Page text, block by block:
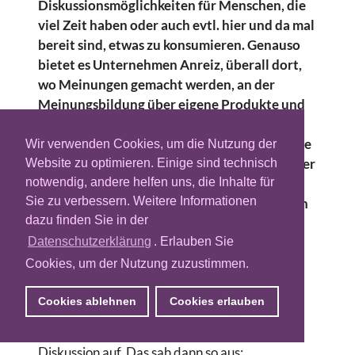
Wir verwenden Cookies, um die Nutzung der
Website zu optimieren. Einige sind technisch
notwendig, andere helfen uns, die Inhalte für
Sie zu verbessern. Weitere Informationen
dazu finden Sie in der
Datenschutzerklärung . Erlauben Sie
Cookies, um der Nutzung zuzustimmen.
Cookies ablehnen Cookies erlauben
Diskussionsmöglichkeiten für Menschen, die
viel Zeit haben oder auch evtl. hier und da mal
bereit sind, etwas zu konsumieren. Genauso
bietet es Unternehmen Anreiz, überall dort,
wo Meinungen gemacht werden, an der
Meinungsbildung über eigene Produkte und
Vorsicht, allzu plumpe Annäherungsversuche
an ein fachkundiges Klientel kann im Desaster
enden und zur Enttarnung führen. Das ist
nicht nur für den Promoter peinlich, sondern
auch für das Unternehmen, denn das ist ja
zwangsläufig bekannt.
In dem folgenden Fall tut eine offensichtlich
forenunerfahrene Newcomerin der Meute im
Forum des Musikmagazins intro.de ihre